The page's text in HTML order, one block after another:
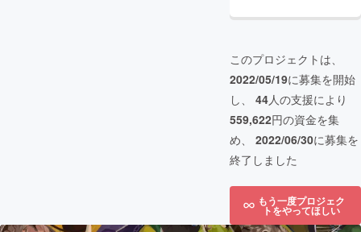
このプロジェクトは、
2022/05/19に募集を開始
し、 44人の支援により
559,622円の資金を集
め、 2022/06/30に募集を
終了しました
もう一度プロジェク
トをやってほしい